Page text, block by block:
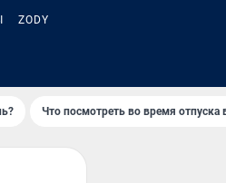
ZODY
Что посмотреть во время отпуска